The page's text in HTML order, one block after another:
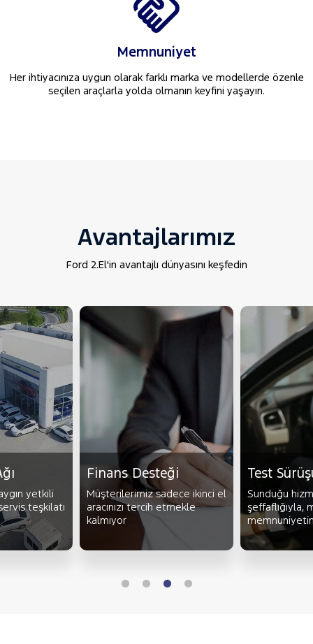
Memnuniyet
Her ihtiyacınıza uygun olarak farklı marka ve modellerde özenle
seçilen araçlarla yolda olmanın keyfini yaşayın.
Avantajlarımız
Ford 2.El'in avantajlı dünyasını keşfedin
yetkili
teşkilatı
Finans Desteği
Müşterilerimiz sadece ikinci el
aracınızı tercih etmekle
kalmıyor
Test
Sunduğu
şeffaflığıyla,